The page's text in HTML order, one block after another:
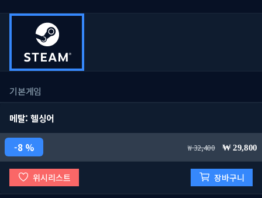
기본게임
메탈: 헬싱어
8 % 32,400 29,800
위시리스트 장바구니